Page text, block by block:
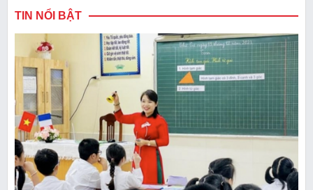
TIN NỔI BẬT